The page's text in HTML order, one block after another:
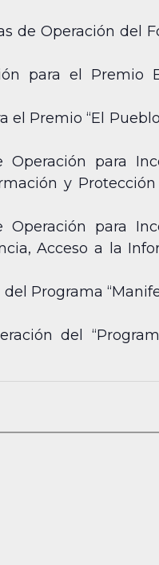
de Operación del
para el Premio
el Premio “El
para
y
para
Acceso a la
Programa
del